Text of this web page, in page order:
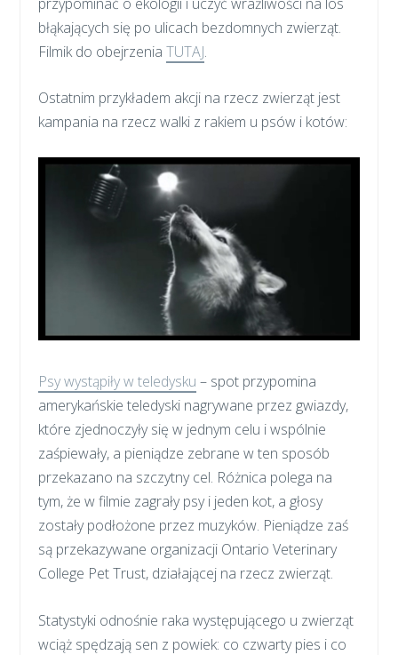
błąkających się po ulicach bezdomnych zwierząt.
Filmik do obejrzeniaTUTAJ.
Ostatnim przykładem akcji na rzecz zwierząt jest
kampania na rzecz walki z rakiem u psów i kotów:
Psy wystąpiły w teledysku – spot przypomina
amerykańskie teledyski nagrywane przez gwiazdy,
które zjednoczyły się w jednym celu i wspólnie
zaśpiewały, a pieniądze zebrane w ten sposób
przekazano na szczytny cel. Różnica polega na
tym, że w filmie zagrały psy i jeden kot, a głosy
zostały podłożone przez muzyków. Pieniądze zaś
są przekazywane organizacji Ontario Veterinary
College Pet Trust, działającej na rzecz zwierząt.
Statystyki odnośnie raka występującego u zwierząt
wciąż spędzają sen z powiek: co czwarty pies i co